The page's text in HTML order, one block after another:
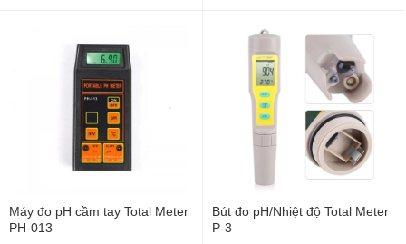
Máy đo pH cầm tay Total Meter
PH-013
Bút đo pH/Nhiệt độ Total Meter
P-3